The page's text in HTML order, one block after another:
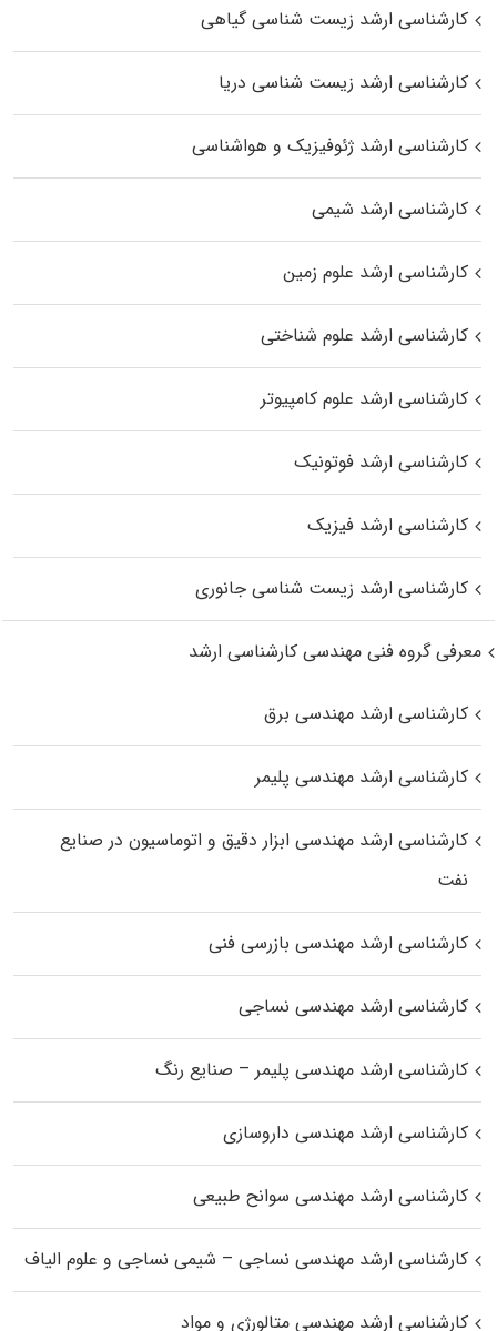
کارشناسی ارشد زیست‌ شناسی گیاهی
کارشناسی ارشد زیست‌ شناسی دریا
کارشناسی ارشد ژئوفیزیک و هواشناسی
کارشناسی ارشد شیمی
کارشناسی ارشد علوم زمین
کارشناسی ارشد علوم شناختی
کارشناسی ارشد علوم کامپیوتر
کارشناسی ارشد فوتونیک
کارشناسی ارشد فیزیک
کارشناسی ارشد زیست‌ شناسی جانوری
معرفی گروه فنی مهندسی کارشناسی ارشد
کارشناسی ارشد مهندسی برق
کارشناسی ارشد مهندسی پلیمر
کارشناسی ارشد مهندسی ابزار دقیق و اتوماسیون در صنایع
نفت
کارشناسی ارشد مهندسی بازرسی فنی
کارشناسی ارشد مهندسی نساجی
کارشناسی ارشد مهندسی پلیمر – صنایع رنگ
کارشناسی ارشد مهندسی داروسازی
کارشناسی ارشد مهندسی سوانح طبیعی
کارشناسی ارشد مهندسی نساجی – شیمی نساجی و علوم الیاف
کارشناسی ارشد مهندسی متالورژی و مواد